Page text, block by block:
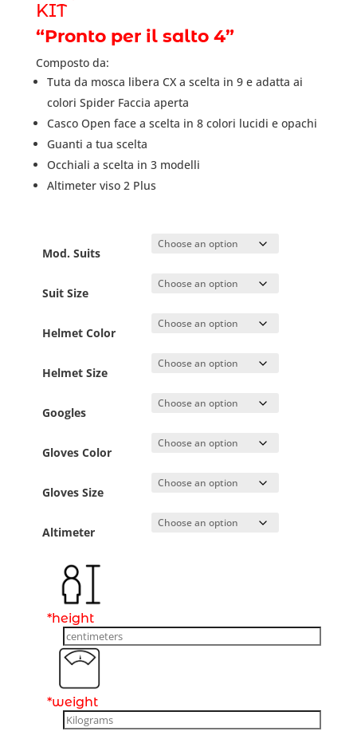
KIT
“Pronto per il salto 4”
Composto da:
Tuta da mosca libera CX a scelta in 9 e adatta ai
colori Spider Faccia aperta
Casco Open face a scelta in 8 colori lucidi e opachi
Guanti a tua scelta
Occhiali a scelta in 3 modelli
Altimeter viso 2 Plus
Mod. Suits
Suit Size
Helmet Color
Helmet Size
Googles
Gloves Color
Gloves Size
Altimeter
*height
*weight